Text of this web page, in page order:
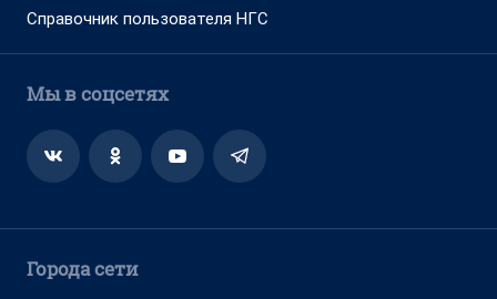
Справочник пользователя НГС
Мы в соцсетях
Города сети